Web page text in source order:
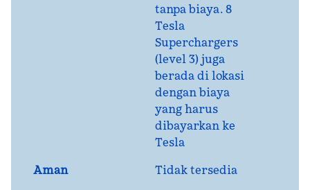
tanpa biaya. 8
Tesla
Superchargers
(level 3) juga
berada di lokasi
dengan biaya
yang harus
dibayarkan ke
Tesla
Aman
Tidak tersedia